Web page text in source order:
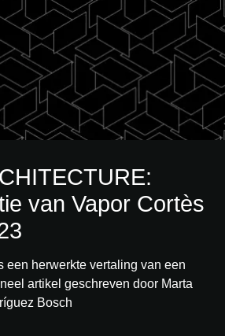
van Vapor Cortès
een herwerkte vertaling van een
artikel geschreven door Marta
Bosch